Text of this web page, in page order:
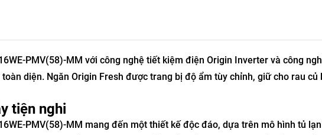
PMV(58)-MM với công nghệ tiết kiệm điện Origin Inverter và công
diện. Ngăn Origin Fresh được trang bị độ ẩm tùy chỉnh, giữ cho rau củ
tiện nghi
PMV(58)-MM mang đến một thiết kế độc đáo, dựa trên mô hình tủ